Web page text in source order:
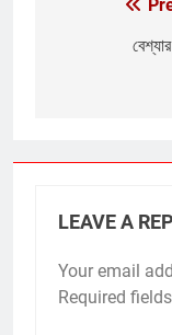
LEAVE A
Your email
Required